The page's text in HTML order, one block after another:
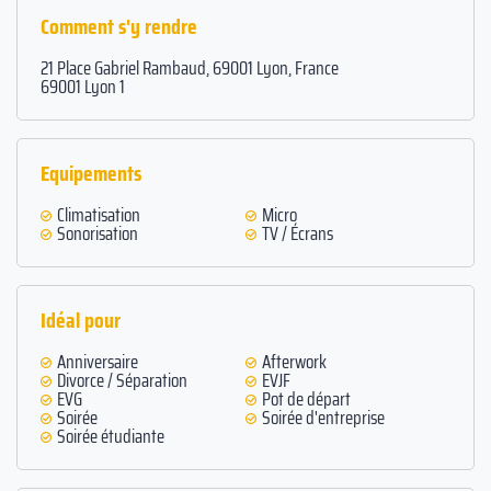
Comment s'y rendre
21 Place Gabriel Rambaud, 69001 Lyon, France
69001 Lyon 1
Equipements
Climatisation Micro
Sonorisation TV / Écrans
Idéal pour
Anniversaire Afterwork
Divorce / Séparation EVJF
EVG Pot de départ
Soirée Soirée d'entreprise
Soirée étudiante